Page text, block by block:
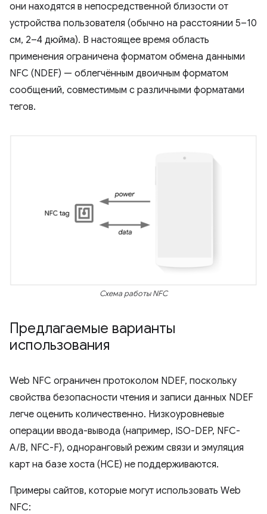
они находятся в непосредственной близости от
устройства пользователя (обычно на расстоянии 5–10
см, 2–4 дюйма). В настоящее время область
применения ограничена форматом обмена данными
NFC (NDEF) — облегчённым двоичным форматом
сообщений, совместимым с различными форматами
тегов.
Схема работы NFC
Предлагаемые варианты
использования
Web NFC ограничен протоколом NDEF, поскольку
свойства безопасности чтения и записи данных NDEF
легче оценить количественно. Низкоуровневые
операции ввода-вывода (например, ISO-DEP, NFC-
A/B, NFC-F), одноранговый режим связи и эмуляция
карт на базе хоста (HCE) не поддерживаются.
Примеры сайтов, которые могут использовать Web
NFC: